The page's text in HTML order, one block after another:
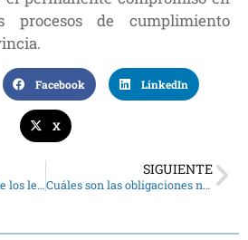
de cumplimiento
Facebook LinkedIn
X
Ficción a disposición de los lectores en la Biblioteca
SIGUIENTE
Cuáles son las obligaciones normativas del sector agropecuario con ARCA